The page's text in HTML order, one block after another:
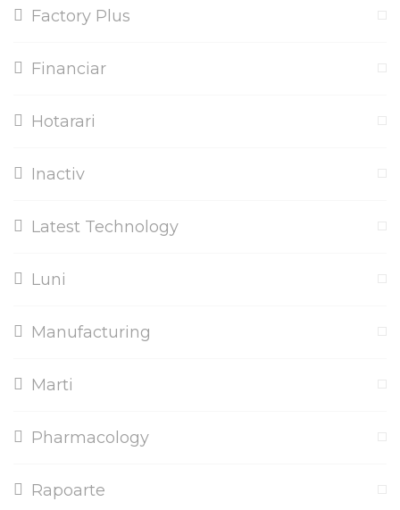
Factory Plus
Financiar
Hotarari
Inactiv
Latest Technology
Luni
Manufacturing
Marti
Pharmacology
Rapoarte